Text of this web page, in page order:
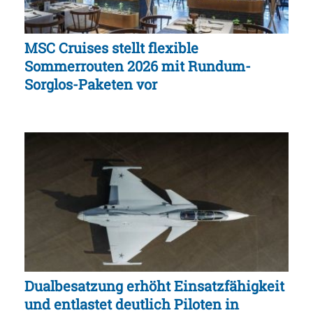
MSC Cruises stellt flexible
Sommerrouten 2026 mit Rundum-
Sorglos-Paketen vor
Dualbesatzung erhöht Einsatzfähigkeit
und entlastet deutlich Piloten in